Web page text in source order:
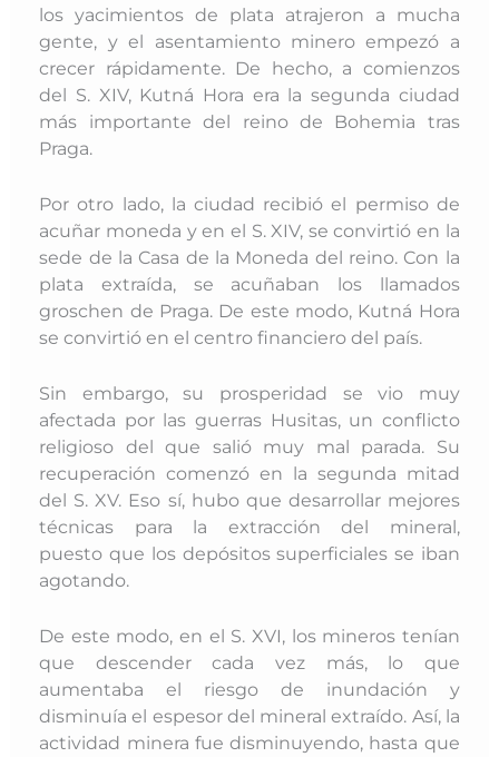
los yacimientos de plata atrajeron a mucha
gente, y el asentamiento minero empezó a
crecer rápidamente. De hecho, a comienzos
del S. XIV, Kutná Hora era la segunda ciudad
más importante del reino de Bohemia tras
Praga.
Por otro lado, la ciudad recibió el permiso de
acuñar moneda y en el S. XIV, se convirtió en la
sede de la Casa de la Moneda del reino. Con la
plata extraída, se acuñaban los llamados
groschen de Praga. De este modo, Kutná Hora
se convirtió en el centro financiero del país.
Sin embargo, su prosperidad se vio muy
afectada por las guerras Husitas, un conflicto
religioso del que salió muy mal parada. Su
recuperación comenzó en la segunda mitad
del S. XV. Eso sí,hubo que desarrollar mejores
técnicas para la extracción del mineral,
puestoque los depósitos superficiales se iban
agotando.
De este modo, en el S. XVI, los mineros tenían
que descender cada vez más, lo que
aumentaba el riesgo de inundación y
disminuía el espesor del mineral extraído. Así, la
actividad minera fue disminuyendo, hasta que